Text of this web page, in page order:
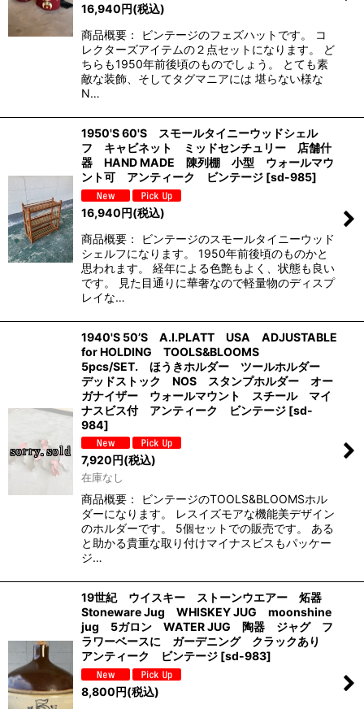
16,940円(税込)
商品概要： ビンテージのフェズハットです。 コ
レクターズアイテムの２点セットになります。 ど
ちらも1950年前後頃のものでしょう。 とても素
敵な装飾、そしてタグマニアには 堪らない様な
N…
1950'S 60'S スモールタイニーウッドシェル
フ キャビネット ミッドセンチュリー 店舗什
器 HAND MADE 陳列棚 小型 ウォールマウ
ント可 アンティーク ビンテージ [sd-985]
16,940円(税込)
商品概要： ビンテージのスモールタイニーウッド
シェルフになります。 1950年前後頃のものかと
思われます。 経年による色艶もよく、状態も良い
です。 見た目通りに華奢なので軽量物のディスプ
レイな…
1940'S 50’S A.I.PLATT USA ADJUSTABLE
for HOLDING TOOLS&BLOOMS
5pcs/SET. ほうきホルダー ツールホルダー
デッドストック NOS スタンプホルダー オー
ガナイザー ウォールマウント スチール マイ
ナスビス付 アンティーク ビンテージ [sd-
984]
7,920円(税込)
在庫なし
商品概要： ビンテージのTOOLS&BLOOMSホル
ダーになります。 レスイズモアな機能美デザイン
のホルダーです。 5個セットでの販売です。 ある
と助かる貴重な取り付けマイナスビスもパッケー
ジ…
19世紀 ウイスキー ストーンウエアー 炻器
Stoneware Jug WHISKEY JUG moonshine
jug 5ガロン WATER JUG 陶器 ジャグ フ
ラワーベースに ガーデニング クラックあり
アンティーク ビンテージ [sd-983]
8,800円(税込)